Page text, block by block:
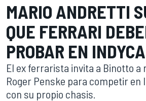
MARIO ANDRETTI
QUE FERRARI
PROBAR EN
El ex ferrarista invita a Binotto a
Roger Penske para competir en
con su propio chasis.